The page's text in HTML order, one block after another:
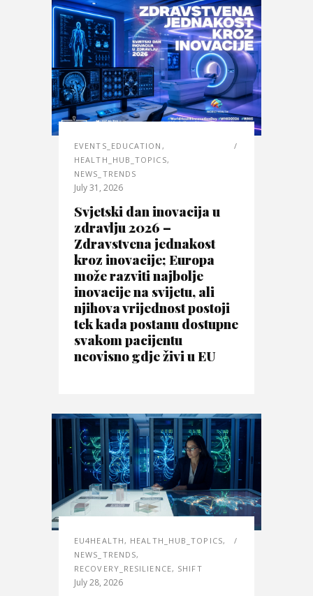
EVENTS_EDUCATION ,
HEALTH_HUB_TOPICS,
NEWS_TRENDS
July 31, 2026
Svjetski dan inovacija u
zdravlju 2026 –
Zdravstvena jednakost
kroz inovacije; Europa
može razviti najbolje
inovacije na svijetu, ali
njihova vrijednost postoji
tek kada postanu dostupne
svakom pacijentu
neovisno gdje živi u EU
EU4HEALTH, HEALTH_HUB_TOPICS,
NEWS_TRENDS,
RECOVERY_RESILIENCE, SHIFT
July 28, 2026